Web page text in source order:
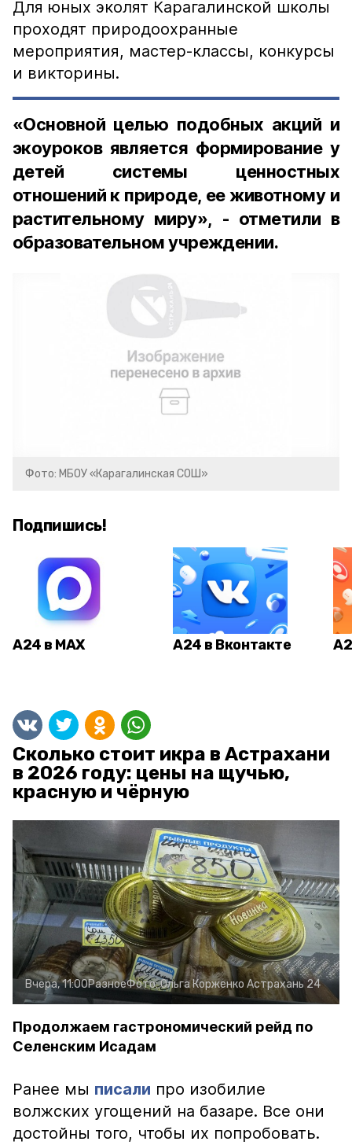
Для юных эколят Карагалинской школы
проходят природоохранные
мероприятия, мастер-классы, конкурсы
и викторины.
«Основной целью подобных акций и
экоуроков является формирование у
детей системы ценностных
отношений к природе, ее животному и
растительному миру», - отметили в
образовательном учреждении.
Фото: МБОУ «Карагалинская СОШ»
Подпишись!
А24 в MAX А24 в Вконтакте
Сколько стоит икра в Астрахани
в 2026 году: цены на щучью,
красную и чёрную
Вчера, 11:00РазноеФото:Ольга Корженко Астрахань 24
Продолжаем гастрономический рейд по
Селенским Исадам
Ранее мы писали про изобилие
волжских угощений на базаре. Все они
достойны того, чтобы их попробовать.